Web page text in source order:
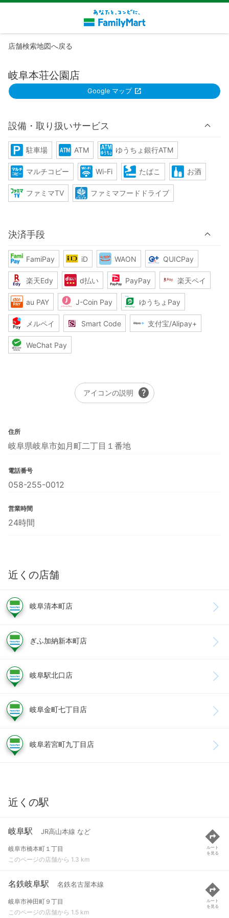
店舗検索地図へ戻る
岐阜本荘公園店
Google マップ
設備・取り扱いサービス
駐車場 ATM ゆうちょ銀行ATM
マルチコピー Wi-Fi たばこ お酒
ファミマTV ファミマフードドライブ
決済手段
FamiPay iD WAON QUICPay
楽天Edy d払い PayPay 楽天ペイ
au PAY J-Coin Pay ゆうちょPay
メルペイ Smart Code 支付宝/Alipay+
WeChat Pay
アイコンの説明 help
住所
岐阜県岐阜市如月町二丁目１番地
電話番号
058-255-0012
営業時間
24時間
近くの店舗
岐阜清本町店
ぎふ加納新本町店
岐阜駅北口店
岐阜金町七丁目店
岐阜若宮町九丁目店
近くの駅
岐阜駅 JR高山本線 など
岐阜市橋本町１丁目
このページの店舗から 1.3 km
ルート
を見る
名鉄岐阜駅 名鉄名古屋本線
岐阜市神田町９丁目
このページの店舗から 1.5 km
ルート
を見る